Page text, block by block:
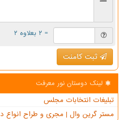
= ۲ بعلاوه ۲
ثبت کامنت
لینک دوستان نور معرفت
تبلیغات انتخابات مجلس
مستر گرین وال | مجری و طراح انواع